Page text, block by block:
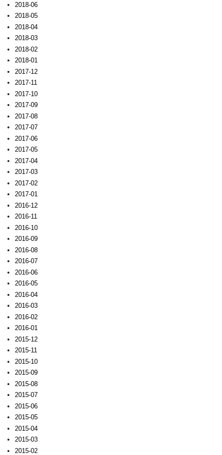
2018-06
2018-05
2018-04
2018-03
2018-02
2018-01
2017-12
2017-11
2017-10
2017-09
2017-08
2017-07
2017-06
2017-05
2017-04
2017-03
2017-02
2017-01
2016-12
2016-11
2016-10
2016-09
2016-08
2016-07
2016-06
2016-05
2016-04
2016-03
2016-02
2016-01
2015-12
2015-11
2015-10
2015-09
2015-08
2015-07
2015-06
2015-05
2015-04
2015-03
2015-02